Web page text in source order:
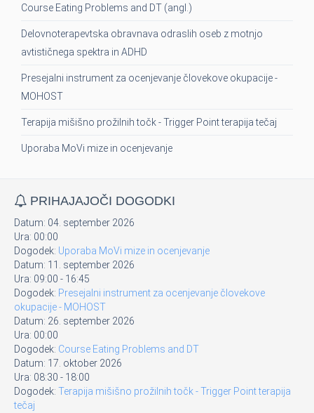
Course Eating Problems and DT (angl.)
Delovnoterapevtska obravnava odraslih oseb z motnjo
avtističnega spektra in ADHD
Presejalni instrument za ocenjevanje človekove okupacije -
MOHOST
Terapija mišišno prožilnih točk - Trigger Point terapija tečaj
Uporaba MoVi mize in ocenjevanje
PRIHAJAJOČI DOGODKI
Datum: 04. september 2026
Ura: 00:00
Dogodek: Uporaba MoVi mize in ocenjevanje
Datum: 11. september 2026
Ura: 09:00 - 16:45
Dogodek: Presejalni instrument za ocenjevanje človekove
okupacije - MOHOST
Datum: 26. september 2026
Ura: 00:00
Dogodek: Course Eating Problems and DT
Datum: 17. oktober 2026
Ura: 08:30 - 18:00
Dogodek: Terapija mišišno prožilnih točk - Trigger Point terapija
tečaj